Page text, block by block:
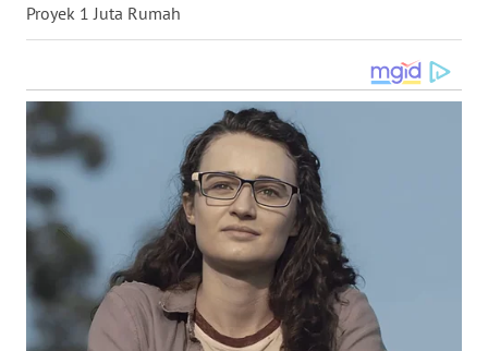
Proyek 1 Juta Rumah
WN
KALTARA
WN
KALSEL
WN
KALTIM
WN